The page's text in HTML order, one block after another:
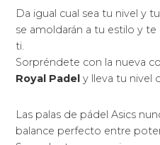
Da igual cual sea tu nivel y
se amoldarán a tu estilo y
ti.
Sorpréndete con la nueva
Royal Padel y lleva tu nivel
Las palas de pádel Asics
balance perfecto entre